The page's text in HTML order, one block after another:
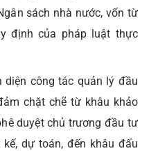
sách nhà nước, vốn từ
định của pháp luật thực
diện công tác quản lý đầu
chặt chẽ từ khâu khảo
duyệt chủ trương đầu tư
dự toán, đến khâu đấu